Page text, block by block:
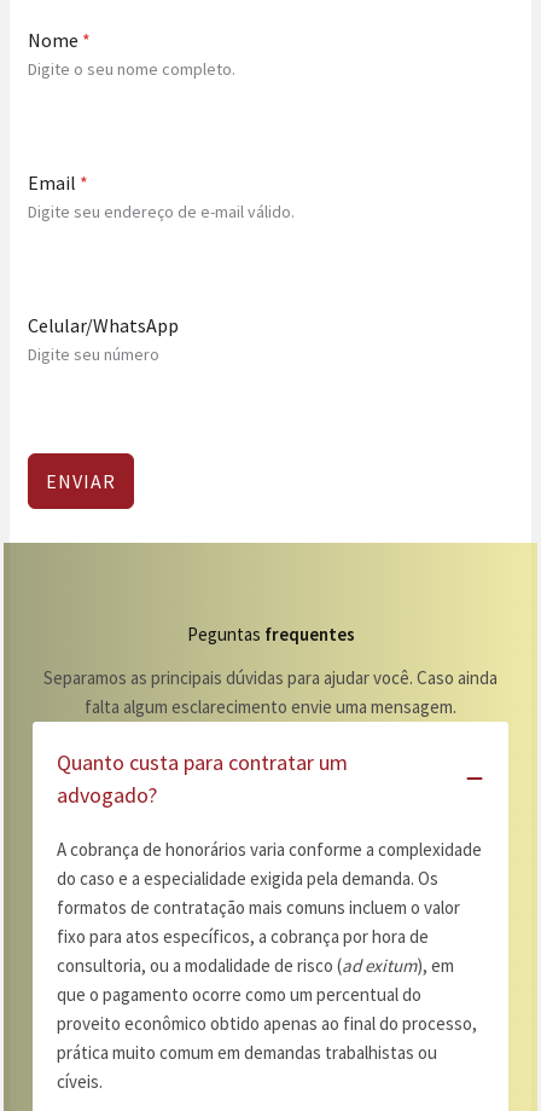
Nome *
Digite o seu nome completo.
Email *
Digite seu endereço de e-mail válido.
Celular/WhatsApp
Digite seu número
ENVIAR
Peguntas frequentes
Separamos as principais dúvidas para ajudar você. Caso ainda
falta algum esclarecimento envie uma mensagem.
Quanto custa para contratar um
advogado?
A cobrança de honorários varia conforme a complexidade
do caso e a especialidade exigida pela demanda. Os
formatos de contratação mais comuns incluem o valor
fixo para atos específicos, a cobrança por hora de
consultoria, ou a modalidade de risco (ad exitum), em
que o pagamento ocorre como um percentual do
proveito econômico obtido apenas ao final do processo,
prática muito comum em demandas trabalhistas ou
cíveis.